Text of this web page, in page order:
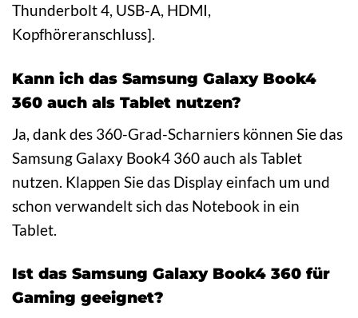
Thunderbolt 4, USB-A, HDMI,
Kopfhöreranschluss].
Kann ich das Samsung Galaxy Book4
360 auch als Tablet nutzen?
Ja, dank des 360-Grad-Scharniers können Sie das
Samsung Galaxy Book4 360 auch als Tablet
nutzen. Klappen Sie das Display einfach um und
schon verwandelt sich das Notebook in ein
Tablet.
Ist das Samsung Galaxy Book4 360 für
Gaming geeignet?